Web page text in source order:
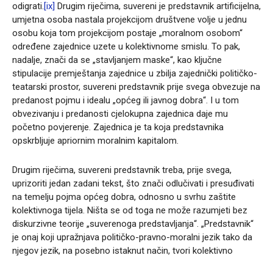
odigrati.[ix] Drugim riječima, suvereni je predstavnik artificijelna,
umjetna osoba nastala projekcijom društvene volje u jednu
osobu koja tom projekcijom postaje „moralnom osobom“
određene zajednice uzete u kolektivnome smislu. To pak,
nadalje, znači da se „stavljanjem maske“, kao ključne
stipulacije premještanja zajednice u zbilja zajednički političko-
teatarski prostor, suvereni predstavnik prije svega obvezuje na
predanost pojmu i idealu „općeg ili javnog dobra“. I u tom
obvezivanju i predanosti cjelokupna zajednica daje mu
početno povjerenje. Zajednica je ta koja predstavnika
opskrbljuje apriornim moralnim kapitalom.
Drugim riječima, suvereni predstavnik treba, prije svega,
uprizoriti jedan zadani tekst, što znači odlučivati i presuđivati
na temelju pojma općeg dobra, odnosno u svrhu zaštite
kolektivnoga tijela. Ništa se od toga ne može razumjeti bez
diskurzivne teorije „suverenoga predstavljanja“. „Predstavnik“
je onaj koji upražnjava političko-pravno-moralni jezik tako da
njegov jezik, na posebno istaknut način, tvori kolektivno